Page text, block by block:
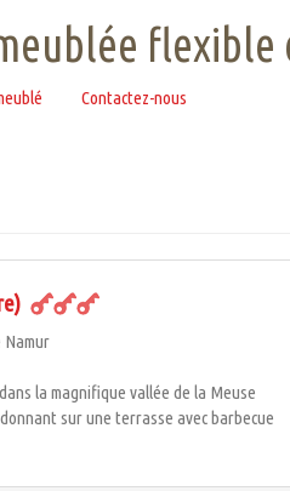
flexible
Contactez-nous
Namur
la magnifique vallée de la Meuse
sur une terrasse avec barbecue